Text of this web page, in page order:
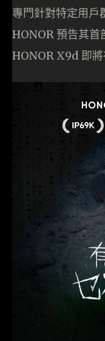
專門針對特定用戶
HONOR 預告其首
HONOR X9d 即將